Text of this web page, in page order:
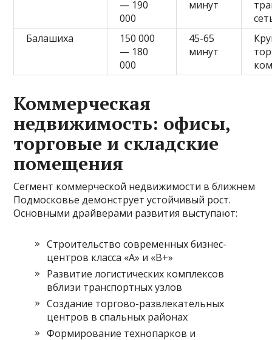
— 190
000
минут
Балашиха
150 000
— 180
000
45-65
минут
Коммерческая
недвижимость: офисы,
торговые и складские
помещения
Сегмент коммерческой недвижимости в ближнем
Подмосковье демонструет устойчивый рост.
Основными драйверами развития выступают:
Строительство современных бизнес-
центров класса «А» и «В+»
Развитие логистических комплексов
вблизи транспортных узлов
Создание торгово-развлекательных
центров в спальных районах
Формирование технопарков и